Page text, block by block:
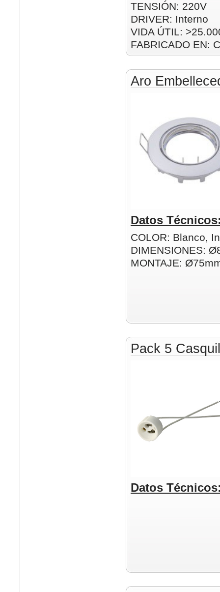
TENSIÓN: 220V
DRIVER: Interno
VIDA ÚTIL:
FABRICADO EN:
Aro
Datos
COLOR: Blanco,
DIMENSIONES:
MONTAJE:
Pack 5
Datos